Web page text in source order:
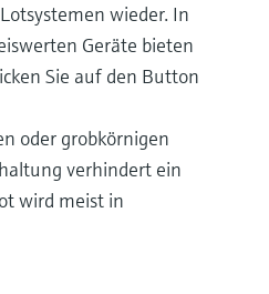
wieder. In
Geräte bieten
Sie auf den Button
oder grobkörnigen
verhindert ein
wird meist in